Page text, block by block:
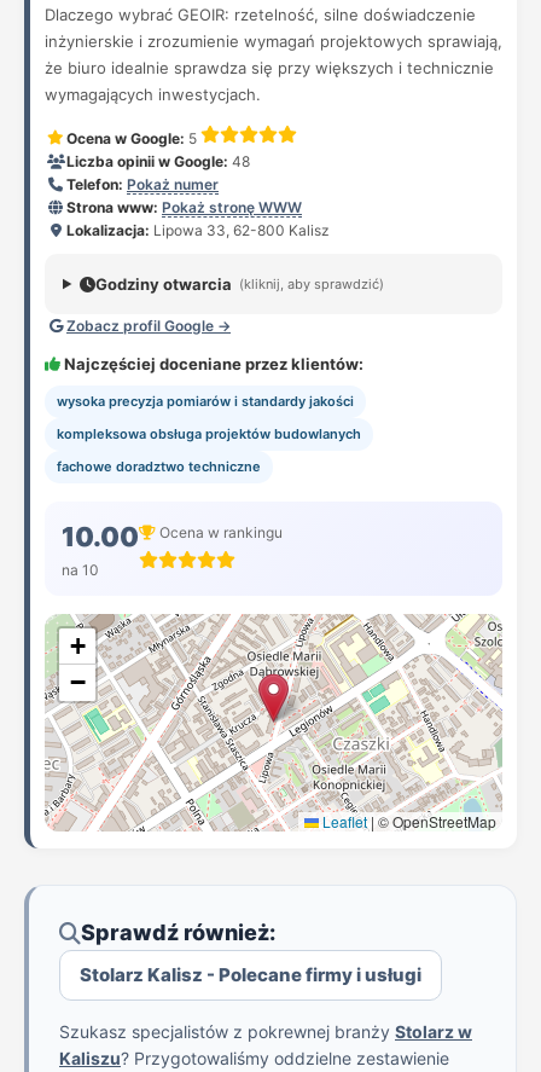
Dlaczego wybrać GEOIR: rzetelność, silne doświadczenie
inżynierskie i zrozumienie wymagań projektowych sprawiają,
że biuro idealnie sprawdza się przy większych i technicznie
wymagających inwestycjach.
Ocena w Google: 5
Liczba opinii w Google: 48
Telefon: Pokaż numer
Strona www: Pokaż stronę WWW
Lokalizacja: Lipowa 33, 62-800 Kalisz
Godziny otwarcia (kliknij, aby sprawdzić)
Zobacz profil Google →
Najczęściej doceniane przez klientów:
wysoka precyzja pomiarów i standardy jakości
kompleksowa obsługa projektów budowlanych
fachowe doradztwo techniczne
10.00
na 10
Ocena w rankingu
+
−
Leaflet | © OpenStreetMap
Sprawdź również:
Stolarz Kalisz - Polecane firmy i usługi
Szukasz specjalistów z pokrewnej branży Stolarz w
Kaliszu? Przygotowaliśmy oddzielne zestawienie